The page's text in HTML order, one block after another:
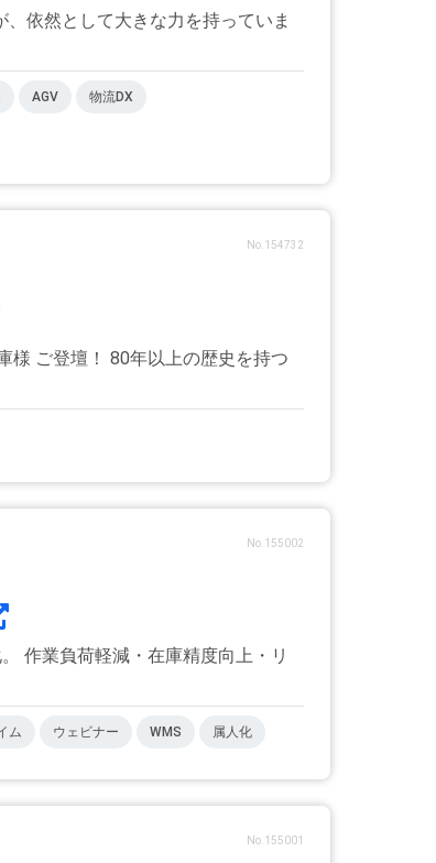
依然として大きな力を持っていま
AGV 物流DX
No.154732
様 ご登壇！ 80年以上の歴史を持つ
No.155002
作業負荷軽減・在庫精度向上・リ
ム ウェビナー WMS 属人化
No.155001